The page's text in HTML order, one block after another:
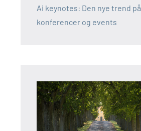
Ai keynotes: Den nye trend på
konferencer og events